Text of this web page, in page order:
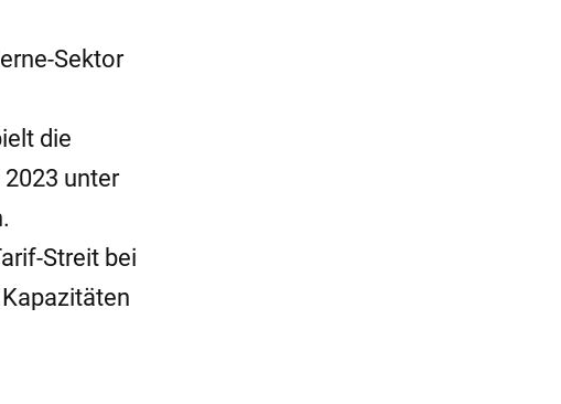
Sektor
die
unter
Streit bei